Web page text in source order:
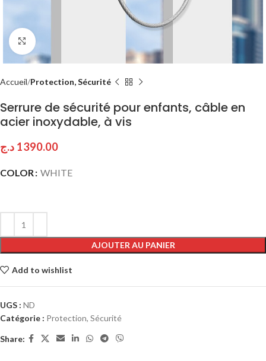
Click to enlarge
Accueil Protection, Sécurité
Serrure de sécurité pour enfants, câble en
acier inoxydable, à vis
1390.00 د.ج
COLOR WHITE
AJOUTER AU PANIER
Add to wishlist
UGS : ND
Catégorie : Protection, Sécurité
Share: